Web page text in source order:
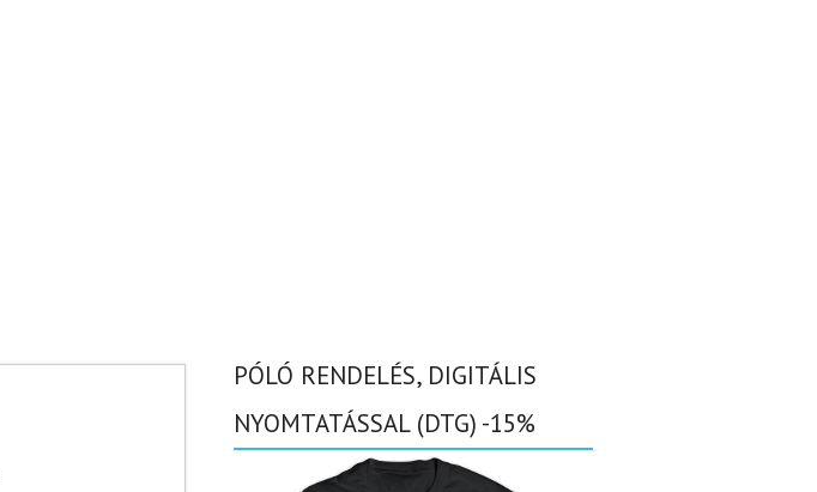
PÓLÓ RENDELÉS, DIGITÁLIS
NYOMTATÁSSAL (DTG) -15%